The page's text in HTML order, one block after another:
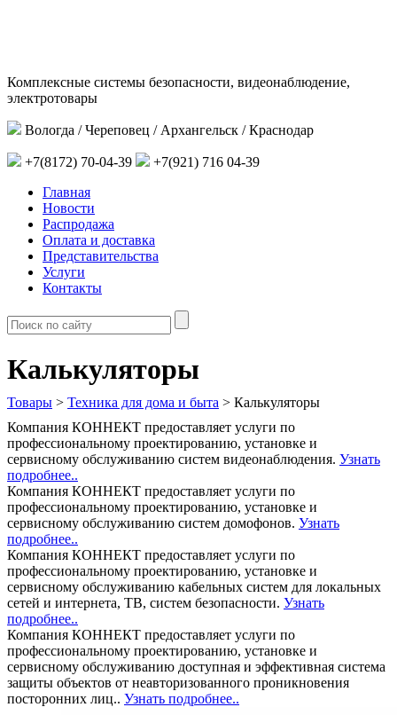
Комплексные системы безопасности, видеонаблюдение,
электротовары
Вологда / Череповец / Архангельск / Краснодар
+7(8172) 70-04-39
+7(921) 716 04-39
Главная
Новости
Распродажа
Оплата и доставка
Представительства
Услуги
Контакты
Калькуляторы
Товары > Техника для дома и быта > Калькуляторы
Компания КОННЕКТ предоставляет услуги по
профессиональному проектированию, установке и
сервисному обслуживанию систем видеонаблюдения. Узнать
подробнее..
Компания КОННЕКТ предоставляет услуги по
профессиональному проектированию, установке и
сервисному обслуживанию систем домофонов. Узнать
подробнее..
Компания КОННЕКТ предоставляет услуги по
профессиональному проектированию, установке и
сервисному обслуживанию кабельных систем для локальных
сетей и интернета, ТВ, систем безопасности. Узнать
подробнее..
Компания КОННЕКТ предоставляет услуги по
профессиональному проектированию, установке и
сервисному обслуживанию доступная и эффективная система
защиты объектов от неавторизованного проникновения
посторонних лиц.. Узнать подробнее..